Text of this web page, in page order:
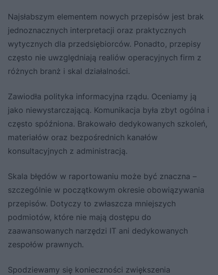
Najsłabszym elementem nowych przepisów jest brak
jednoznacznych interpretacji oraz praktycznych
wytycznych dla przedsiębiorców. Ponadto, przepisy
często nie uwzględniają realiów operacyjnych firm z
różnych branż i skal działalności.
Zawiodła polityka informacyjna rządu. Oceniamy ją
jako niewystarczającą. Komunikacja była zbyt ogólna i
często spóźniona. Brakowało dedykowanych szkoleń,
materiałów oraz bezpośrednich kanałów
konsultacyjnych z administracją.
Skala błędów w raportowaniu może być znaczna –
szczególnie w początkowym okresie obowiązywania
przepisów. Dotyczy to zwłaszcza mniejszych
podmiotów, które nie mają dostępu do
zaawansowanych narzędzi IT ani dedykowanych
zespołów prawnych.
Spodziewamy się konieczności zwiększenia